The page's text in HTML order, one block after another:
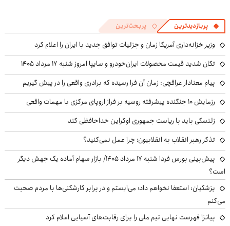
پربازدیدترین پربحث‌ترین
وزیر خزانه‌داری آمریکا زمان و جزئیات توافق جدید با ایران را اعلام کرد
تکان شدید قیمت محصولات ایران‌خودرو و سایپا امروز شنبه ۱۷ مرداد ۱۴۰۵
پیام معنادار عراقچی: زمان آن فرا رسیده که برادری واقعی را در پیش گیریم
رزمایش ۱۰ جنگنده پیشرفته روسیه بر فراز اروپای مرکزی با مهمات واقعی
زلنسکی باید با ریاست جمهوری اوکراین خداحافظی کند
تذکر رهبر انقلاب به انقلابیون؛ چرا عمل نمی‌کنید؟
پیش‌بینی بورس فردا شنبه ۱۷ مرداد ۱۴۰۵/ بازار سهام آماده یک جهش دیگر
است؟
پزشکیان: استعفا نخواهم داد؛ می‌ایستم و در برابر کارشکنی‌ها با مردم صحبت
می‌کنم
پیاتزا فهرست نهایی تیم ملی را برای رقابت‌های آسیایی اعلام کرد